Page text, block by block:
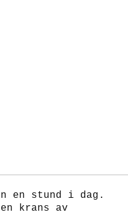
en stund i dag.
krans av